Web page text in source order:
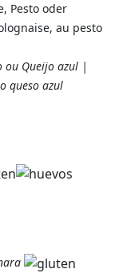
Pesto oder
au pesto
ou Queijo azul |
queso azul